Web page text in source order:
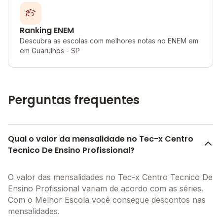
Ranking ENEM
Descubra as escolas com melhores notas no ENEM em
em Guarulhos - SP
Perguntas frequentes
Qual o valor da mensalidade no Tec-x Centro
Tecnico De Ensino Profissional?
O valor das mensalidades no Tec-x Centro Tecnico De
Ensino Profissional variam de acordo com as séries.
Com o Melhor Escola você consegue descontos nas
mensalidades.